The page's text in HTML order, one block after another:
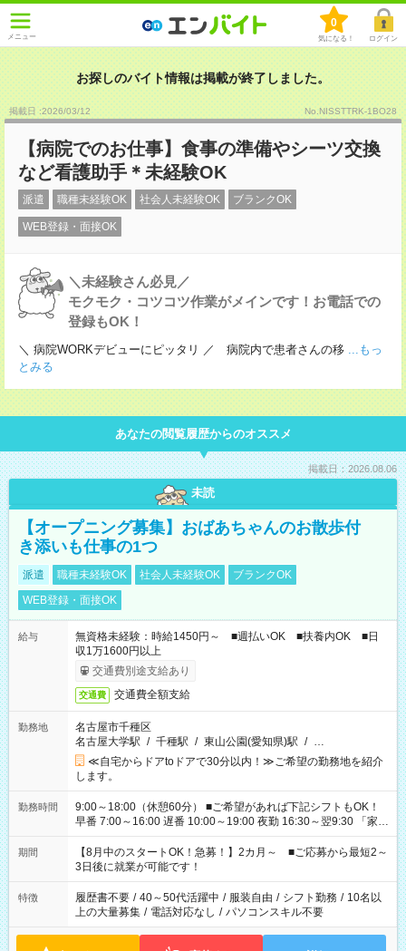
メニュー
0
気になる！ ログイン
お探しのバイト情報は掲載が終了しました。
掲載日 :2026/03/12 No.NISSTTRK-1BO28
【病院でのお仕事】食事の準備やシーツ交換
など看護助手＊未経験OK
派遣 職種未経験OK 社会人未経験OK ブランクOK
WEB登録・面接OK
＼未経験さん必見／
モクモク・コツコツ作業がメインです！お電話での
登録もOK！
＼ 病院WORKデビューにピッタリ ／ 病院内で患者さんの移 ...もっ
とみる
あなたの閲覧履歴からのオススメ
掲載日：2026.08.06
未読
【オープニング募集】おばあちゃんのお散歩付
き添いも仕事の1つ
派遣 職種未経験OK 社会人未経験OK
ブランクOK
WEB登録・面接OK
給与
無資格未経験：時給1450円～ ■週払いOK ■扶養内OK ■日
収1万1600円以上
交通費別途支給あり
交通費 交通費全額支給
勤務地
名古屋市千種区
名古屋大学駅 / 千種駅 / 東山公園(愛知県)駅 / …
≪自宅からドアtoドアで30分以内！≫ご希望の勤務地を紹介
します。
勤務時間
9:00～18:00（休憩60分） ■ご希望があれば下記シフトもOK！
早番 7:00～16:00 遅番 10:00～19:00 夜勤 16:30～翌9:30 「家族
と休みを合わせたい」 「余裕を持って夕飯の準備がしたい」
「できれば残業はしたくない」 など、ご希望を教えてください
ね。 ※Wワーク希望の方へ 今ご覧のお仕事で希望する勤務時間
と、もう1つのお仕事の勤務時間。 合計で週40時間を超える場
合は応募できません。
期間
【8月中のスタートOK！急募！】2カ月～ ■ご応募から最短2～
3日後に就業が可能です！
特徴 履歴書不要 / 40～50代活躍中 / 服装自由 / シフト勤務 / 10名以
上の大量募集 / 電話対応なし / パソコンスキル不要